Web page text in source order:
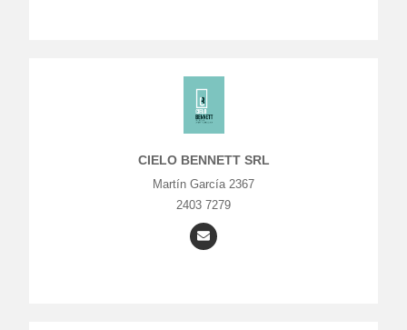
CIELO BENNETT SRL
Martín García 2367
2403 7279